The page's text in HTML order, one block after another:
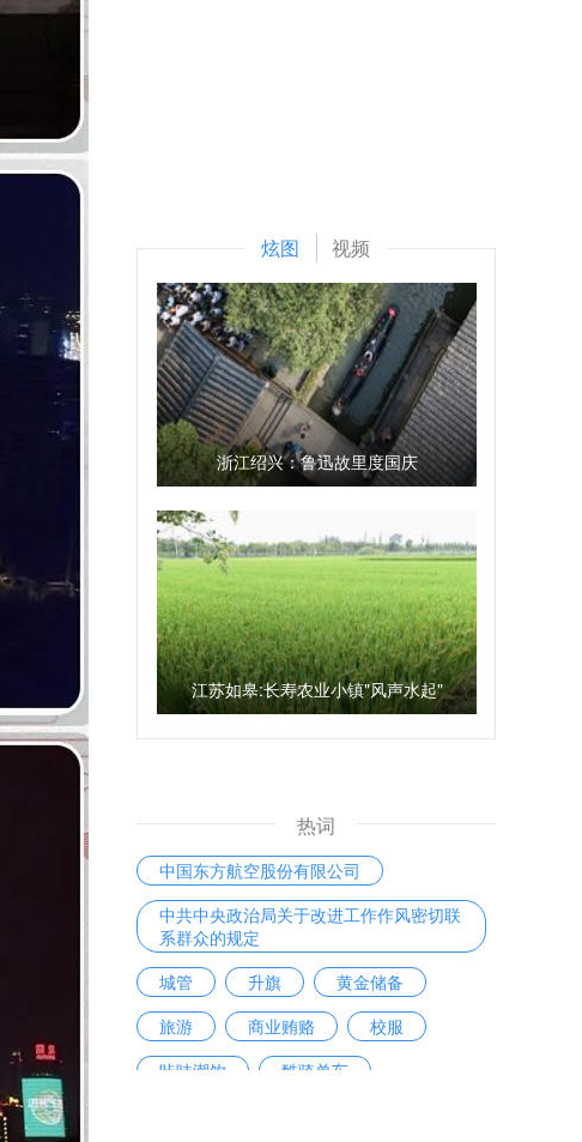
炫图 视频
浙江绍兴：鲁迅故里度国庆
江苏如皋:长寿农业小镇"风声水起"
热词
中国东方航空股份有限公司
中共中央政治局关于改进工作作风密切联
系群众的规定
城管
升旗
黄金储备
旅游
商业贿赂
校服
咔哇潮饮
酷骑单车